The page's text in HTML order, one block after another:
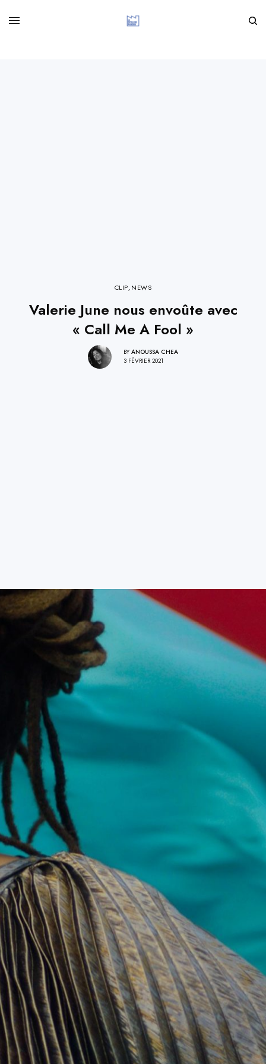
CLIP,NEWS
Valerie June nous envoûte avec
« Call Me A Fool »
BY ANOUSSA CHEA
3 FÉVRIER 2021